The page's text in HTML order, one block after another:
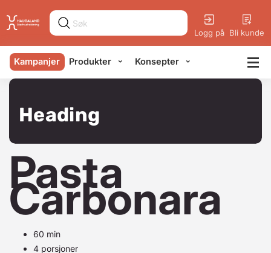
Logg på Bli kunde
Kampanjer Produkter Konsepter
Heading
Pasta
Carbonara
60 min
4 porsjoner